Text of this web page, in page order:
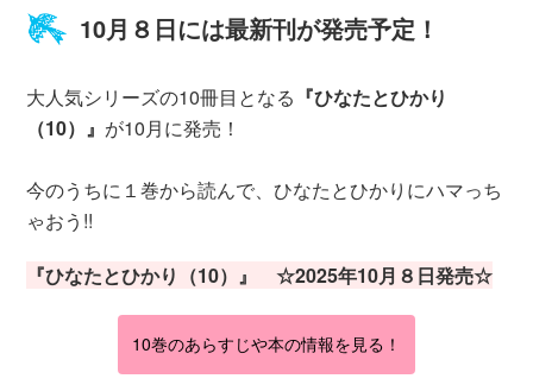
10月８日には最新刊が発売予定！
大人気シリーズの10冊目となる 『ひなたとひかり
（10）』 が10月に発売！
今のうちに１巻から読んで、ひなたとひかりにハマっち
ゃおう!!
『ひなたとひかり（10）』 ☆2025年10月８日発売☆
10巻のあらすじや本の情報を見る！